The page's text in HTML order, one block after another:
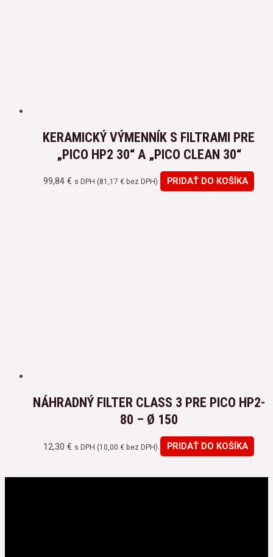
KERAMICKÝ VÝMENNÍK S FILTRAMI PRE
„PICO HP2 30“ A „PICO CLEAN 30“
99,84 € s DPH (81,17 €bez DPH) PRIDAŤ DO KOŠÍKA
NÁHRADNÝ FILTER CLASS 3 PRE PICO HP2-
80 – Ø 150
12,30 € s DPH (10,00 €bez DPH) PRIDAŤ DO KOŠÍKA